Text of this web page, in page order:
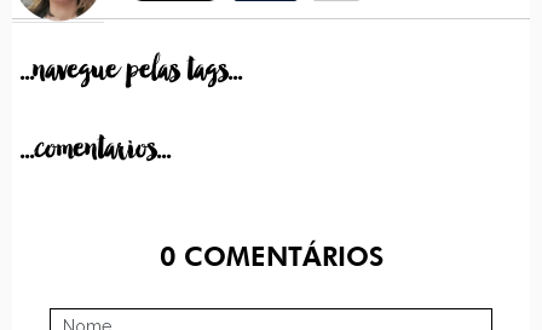
...navegue pelas tags...
...comentarios...
0COMENTÁRIOS